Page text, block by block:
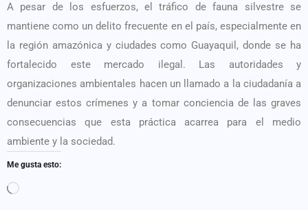
A pesar de los esfuerzos, el tráfico de fauna silvestre se
mantiene como un delito frecuente en el país, especialmente en
la región amazónica y ciudades como Guayaquil, donde se ha
fortalecido este mercado ilegal. Las autoridades y
organizaciones ambientales hacen un llamado a la ciudadanía a
denunciar estos crímenes y a tomar conciencia de las graves
consecuencias que esta práctica acarrea para el medio
ambiente y la sociedad.
Me gusta esto: